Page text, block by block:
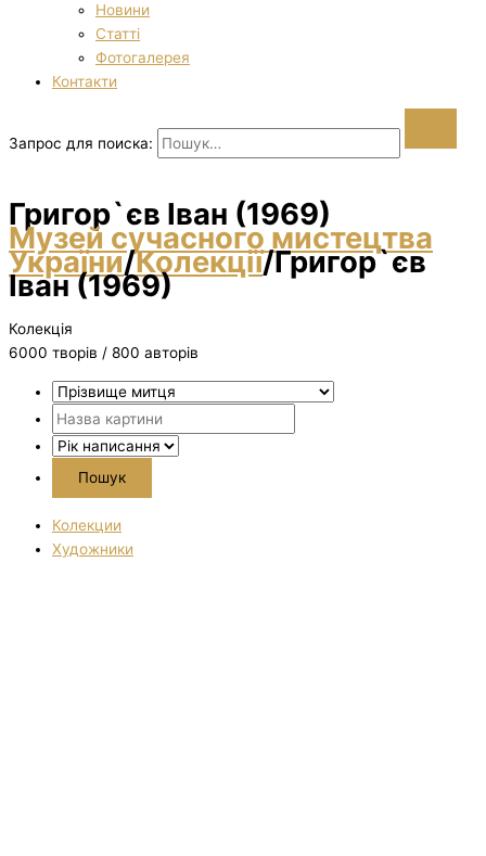
Новини
Статті
Фотогалерея
Контакти
Запрос для поиска:
Григор`єв Іван (1969)
Музей сучасного мистецтва
України/Колекції/Григор`єв
Іван (1969)
Колекція
6000 творiв / 800 авторів
Колекции
Художники